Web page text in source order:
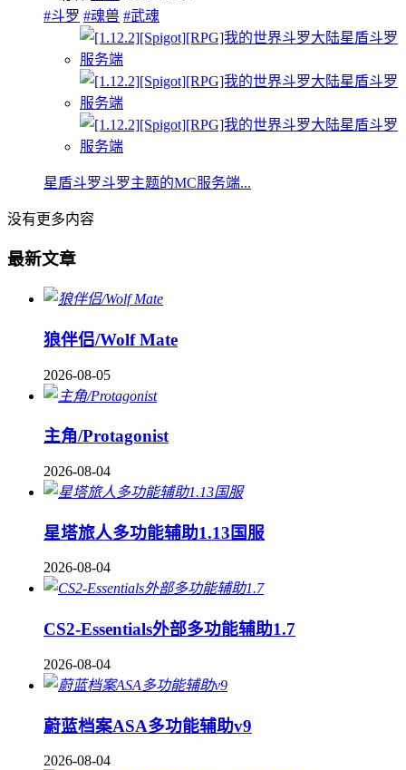
#斗罗 #魂兽 #武魂
星盾斗罗斗罗主题的MC服务端...
没有更多内容
最新文章
狼伴侣/Wolf Mate
2026-08-05
主角/Protagonist
2026-08-04
星塔旅人多功能辅助1.13国服
2026-08-04
CS2-Essentials外部多功能辅助1.7
2026-08-04
蔚蓝档案ASA多功能辅助v9
2026-08-04